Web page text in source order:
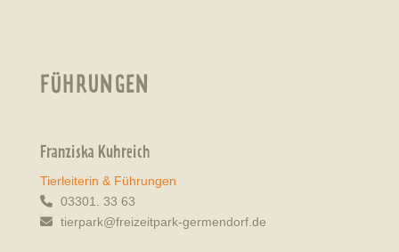
FÜHRUNGEN
Franziska Kuhreich
Tierleiterin & Führungen
03301. 33 63
tierpark@freizeitpark-germendorf.de